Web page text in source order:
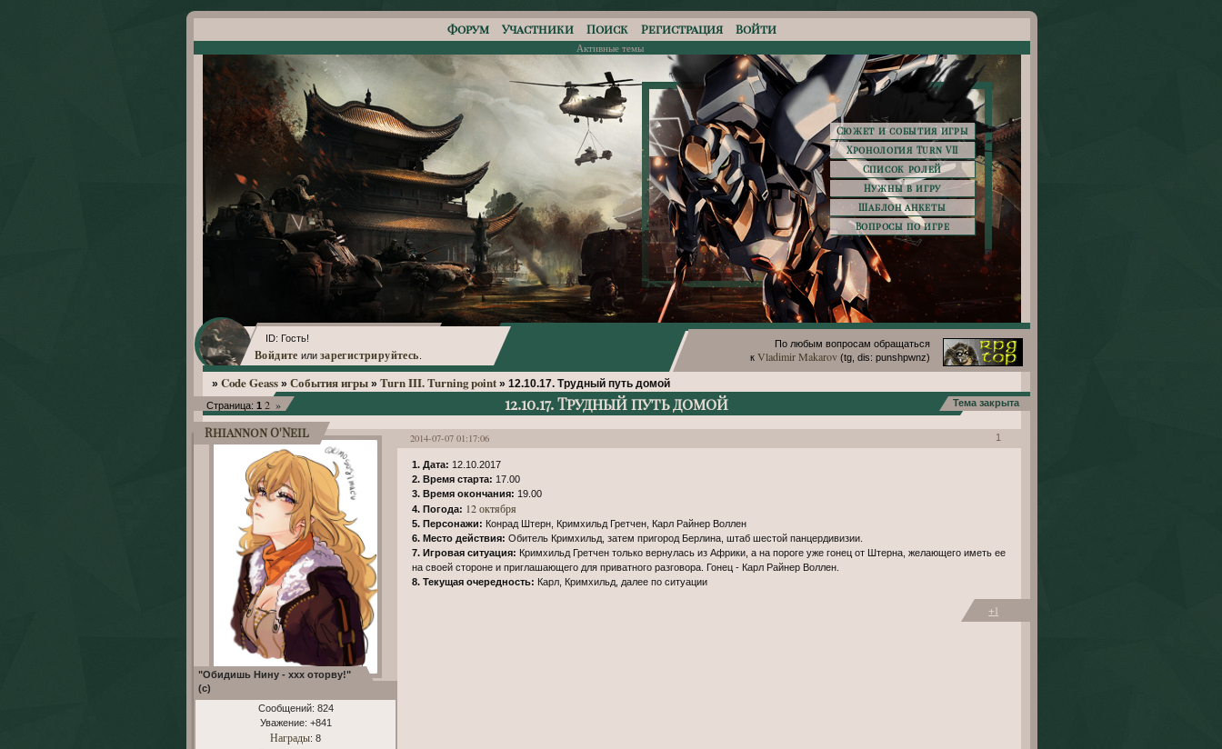
Сюжет и события игры
Хронология Turn VII
Список ролей
Нужны в игру
Шаблон анкеты
Вопросы по игре
По любым вопросам обращаться
к Vladimir Makarov (tg, dis: punshpwnz)
Форум Участники Поиск Регистрация Войти
Активные темы
ID: Гость!
Войдите или зарегистрируйтесь
» Code Geass » События игры » Turn III. Turning point » 12.10.17. Трудный путь домой
12.10.17. Трудный путь домой
Страница: 1 2 » Тема закрыта
1
2014-07-07 01:17:06
Rhiannon O'Neil
"Обидишь Нину - ххх оторву!"
(с)
Сообщений: 824
Уважение: +841
Награды: 8
1. Дата: 12.10.2017
2. Время старта: 17.00
3. Время окончания: 19.00
4. Погода: 12 октября
5. Персонажи: Конрад Штерн, Кримхильд Гретчен, Карл Райнер Воллен
6. Место действия: Обитель Кримхильд, затем пригород Берлина, штаб шестой панцердивизии.
7. Игровая ситуация: Кримхильд Гретчен только вернулась из Африки, а на пороге уже гонец от Штерна, желающего иметь ее
на своей стороне и приглашающего для приватного разговора. Гонец - Карл Райнер Воллен.
8. Текущая очередность: Карл, Кримхильд, далее по ситуации
+1